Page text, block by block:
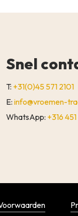
Snel
T: +31(0)45 571 2101
E:info@vroemen-
WhatsApp: +316